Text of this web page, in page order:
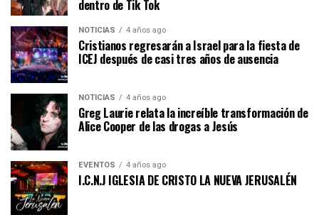
dentro de Tik Tok
NOTICIAS 4 años ago
Cristianos regresarán a Israel para la fiesta de
ICEJ después de casi tres años de ausencia
NOTICIAS 4 años ago
Greg Laurie relata la increíble transformación de
Alice Cooper de las drogas a Jesús
EVENTOS 4 años ago
I.C.N.J IGLESIA DE CRISTO LA NUEVA JERUSALÉN